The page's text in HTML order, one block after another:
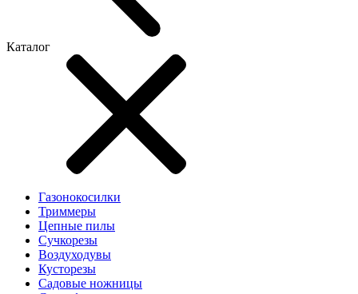
Каталог
Газонокосилки
Триммеры
Цепные пилы
Cучкорезы
Воздуходувы
Кусторезы
Садовые ножницы